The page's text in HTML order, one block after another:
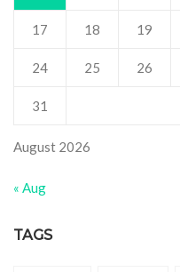
August 2026
17 18 19
24 25 26
31
« Aug
TAGS